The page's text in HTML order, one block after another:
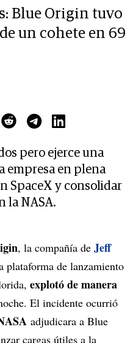
Blue Origin tuvo
un cohete en 69
pero ejerce una
empresa en plena
SpaceX y consolidar
la NASA.
, la compañía de Jeff
plataforma de lanzamiento
explotó de manera
El incidente ocurrió
adjudicara a Blue
cargas útiles a la